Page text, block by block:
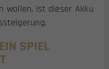
wollen, ist dieser Akku
SPIEL